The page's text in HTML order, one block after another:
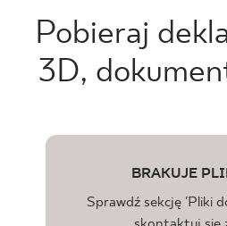
Pobieraj
3D,
BRAKUJE
Sprawdź sekcję 'Pliki